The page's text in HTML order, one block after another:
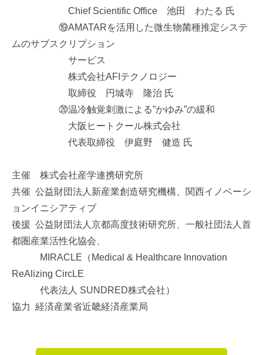
Chief Scientific Office 池田 わたる 氏
⑲AMATARを活用した微生物菌種推定システ
ムのサブスクリプション
サービス
株式会社AFIテクノロジー
取締役 円城寺 隆治 氏
⑳温冷触覚刺激による”かゆみ”の緩和
大阪ヒートクール株式会社
代表取締役 伊庭野 健造 氏
主催 株式会社産学連携研究所
共催 公益財団法人新産業創造研究機構、関西イノベーシ
ョンイニシアティブ
後援 公益財団法人京都高度技術研究所、一般社団法人首
都圏産業活性化協会、
MIRACLE（Medical & Healthcare Innovation
ReAlizing CircLE
代表法人 SUNDRED株式会社）
協力 経済産業省近畿経済産業局